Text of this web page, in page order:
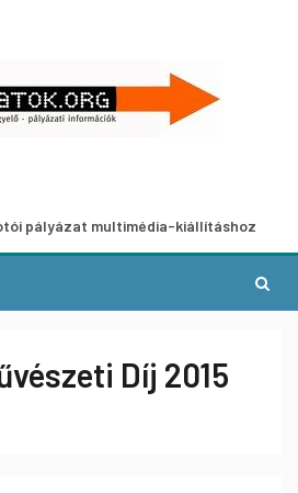
multimédia-kiállításhoz
Díj 2015